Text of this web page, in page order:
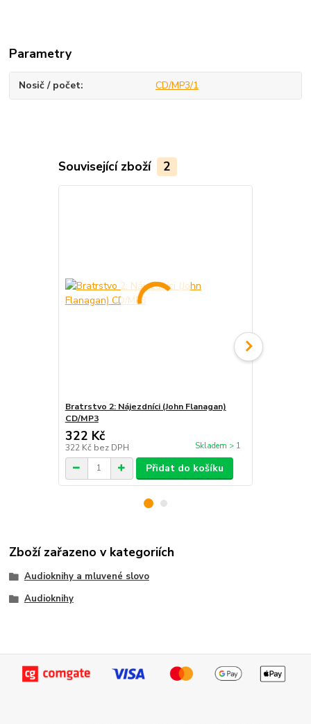
Parametry
Nosič / počet CD/MP3/1
Související zboží 2
Bratrstvo 2: Nájezdníci (John Flanagan)
CD/MP3
322 Kč
322 Kč bez DPH Skladem > 1
Přidat do košíku
Zboží zařazeno v kategoriích
Audioknihy a mluvené slovo
Audioknihy